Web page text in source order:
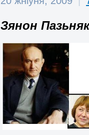
Зянон